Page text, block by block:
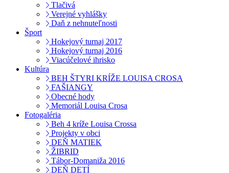
Tlačivá
Verejné vyhlášky
Daň z nehnuteľnosti
Šport
Hokejový turnaj 2017
Hokejový turnaj 2016
Viacúčelové ihrisko
Kultúra
BEH ŠTYRI KRÍŽE LOUISA CROSA
FAŠIANGY
Obecné hody
Memoriál Louisa Crosa
Fotogaléria
Beh 4 kríže Louisa Crossa
Projekty v obci
DEŇ MATIEK
ŽIBRID
Tábor-Domaniža 2016
DEŇ DETÍ